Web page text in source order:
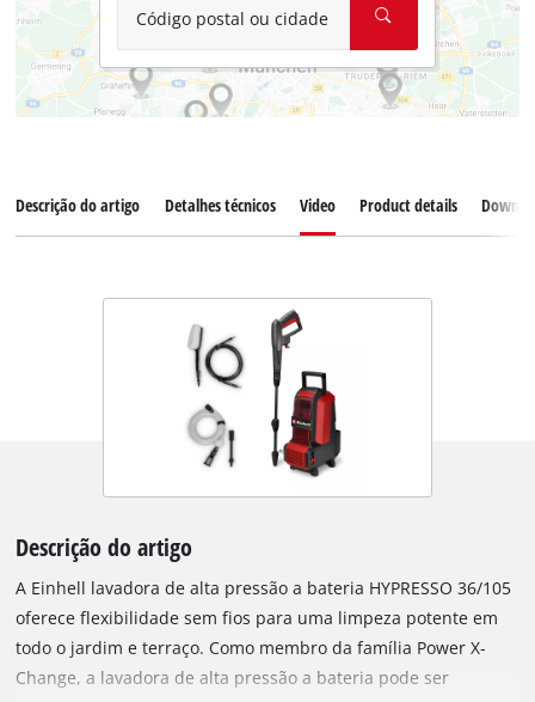
Código postal ou cidade
Descrição do artigo Detalhes técnicos Video Product details
Descrição do artigo
A Einhell lavadora de alta pressão a bateria HYPRESSO 36/105
oferece flexibilidade sem fios para uma limpeza potente em
todo o jardim e terraço. Como membro da família Power X-
Change, a lavadora de alta pressão a bateria pode ser